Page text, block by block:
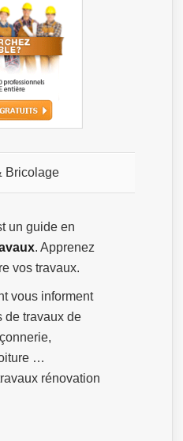
Bricolage
un guide en
. Apprenez
vos travaux.
vous informent
de travaux de
…
rénovation